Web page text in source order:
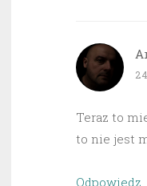
Teraz to
to nie jest
Odpowiedz